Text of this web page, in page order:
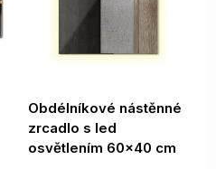
Obdélníkové nástěnné
zrcadlo s led
osvětlením 60x40 cm